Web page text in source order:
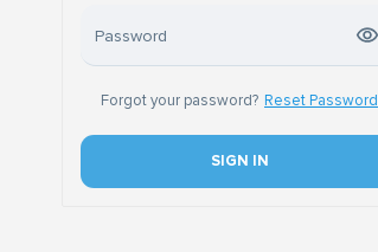
Forgot your password? Reset Password
SIGN IN